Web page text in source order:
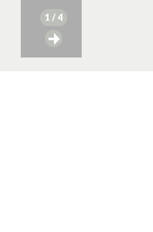
1 / 4